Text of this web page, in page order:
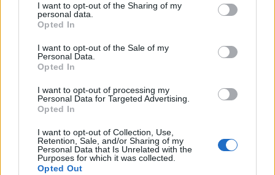
not limited to your visit or usage behaviour. You may click to
grant or deny consent to Google and its third-party tags to
use your data for below specified purposes in below Google
consent section.
I want to opt-out of the Sharing of my
personal data.
Opted In
I want to opt-out of the Sale of my
Personal Data.
Opted In
I want to opt-out of processing my
Personal Data for Targeted Advertising.
Opted In
I want to opt-out of Collection, Use,
Retention, Sale, and/or Sharing of my
Personal Data that Is Unrelated with the
Purposes for which it was collected.
Opted Out
Οι διακοπές της Άννας Βίσση στην Κεφαλονιά και η
μπάντα που την έκανε να σηκωθεί… (video)